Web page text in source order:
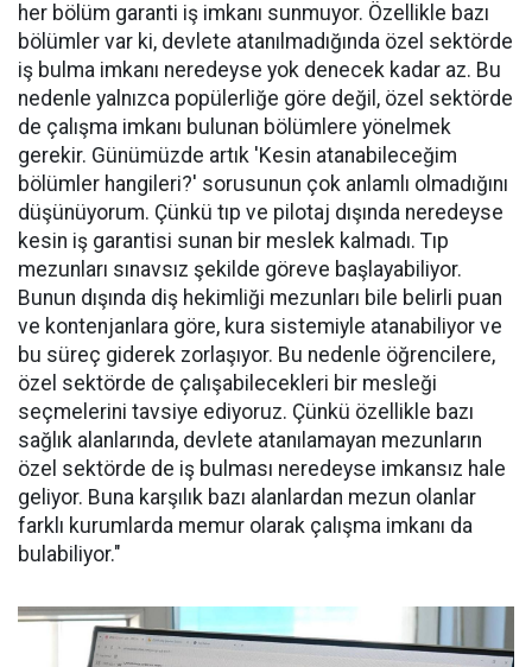
her bölüm garanti iş imkanı sunmuyor. Özellikle bazı
bölümler var ki, devlete atanılmadığında özel sektörde
iş bulma imkanı neredeyse yok denecek kadar az. Bu
nedenle yalnızca popülerliğe göre değil, özel sektörde
de çalışma imkanı bulunan bölümlere yönelmek
gerekir. Günümüzde artık 'Kesin atanabileceğim
bölümler hangileri?' sorusunun çok anlamlı olmadığını
düşünüyorum. Çünkü tıp ve pilotaj dışında neredeyse
kesin iş garantisi sunan bir meslek kalmadı. Tıp
mezunları sınavsız şekilde göreve başlayabiliyor.
Bunun dışında diş hekimliği mezunları bile belirli puan
ve kontenjanlara göre, kura sistemiyle atanabiliyor ve
bu süreç giderek zorlaşıyor. Bu nedenle öğrencilere,
özel sektörde de çalışabilecekleri bir mesleği
seçmelerini tavsiye ediyoruz. Çünkü özellikle bazı
sağlık alanlarında, devlete atanılamayan mezunların
özel sektörde de iş bulması neredeyse imkansız hale
geliyor. Buna karşılık bazı alanlardan mezun olanlar
farklı kurumlarda memur olarak çalışma imkanı da
bulabiliyor."